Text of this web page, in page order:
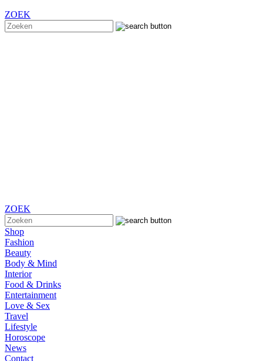
ZOEK
ZOEK
Shop
Fashion
Beauty
Body & Mind
Interior
Food & Drinks
Entertainment
Love & Sex
Travel
Lifestyle
Horoscope
News
Contact